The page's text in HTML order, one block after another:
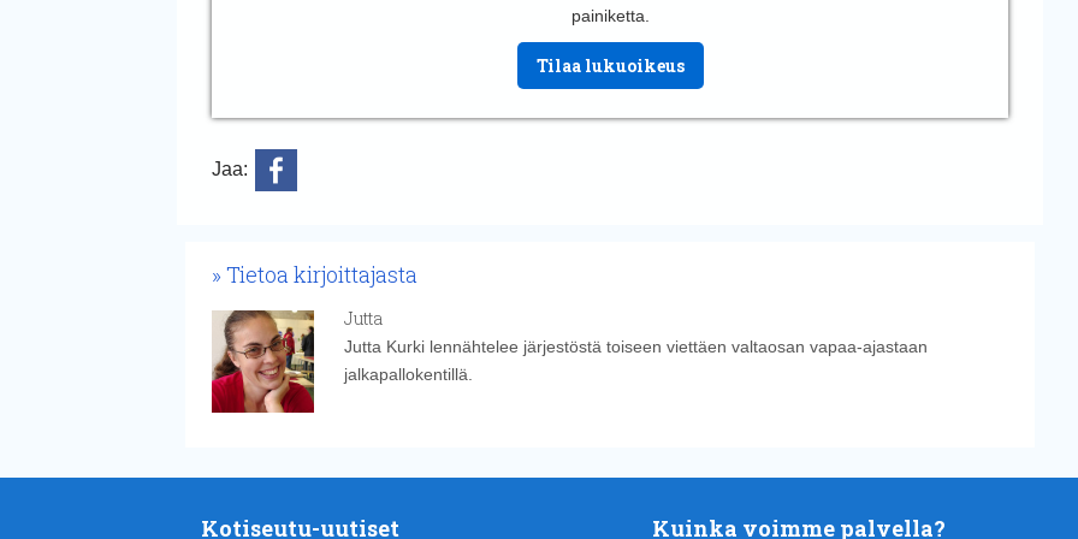
painiketta.
Tilaa lukuoikeus
Jaa:
Tietoa kirjoittajasta
Jutta
Jutta Kurki lennähtelee järjestöstä toiseen viettäen valtaosan vapaa-ajastaan
jalkapallokentillä.
Kotiseutu-uutiset Kuinka voimme palvella?